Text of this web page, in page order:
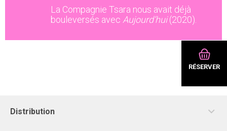
RÉSERVER
La Compagnie Tsara nous avait déjà
bouleversés avec Aujourd’hui(2020).
Distribution